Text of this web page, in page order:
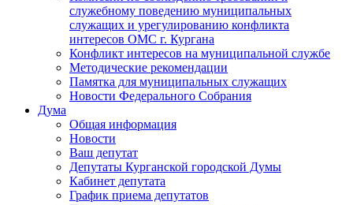
служебному поведению муниципальных
служащих и урегулированию конфликта
интересов ОМС г. Кургана
Конфликт интересов на муниципальной службе
Методические рекомендации
Памятка для муниципальных служащих
Новости Федерального Cобрания
Дума
Общая информация
Новости
Ваш депутат
Депутаты Курганской городской Думы
Кабинет депутата
График приема депутатов